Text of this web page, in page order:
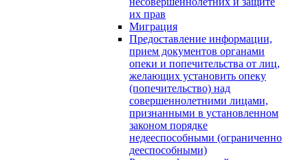
их прав
Миграция
Предоставление информации,
прием документов органами
опеки и попечительства от лиц,
желающих установить опеку
(попечительство) над
совершеннолетними лицами,
признанными в установленном
законом порядке
недееспособными (ограниченно
дееспособными)